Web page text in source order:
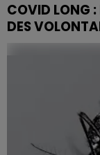
COVID LONG :
DES
Des millions de
durables du
Gisèle Kanny